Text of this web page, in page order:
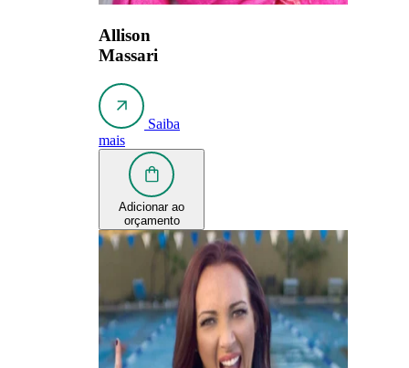
Allison
Massari
Saiba
mais
Adicionar ao
orçamento